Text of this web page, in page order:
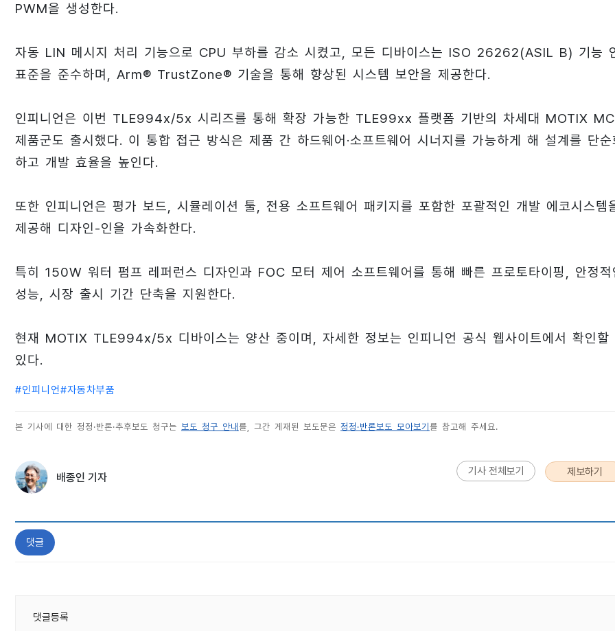
PWM을 생성한다.
자동 LIN 메시지 처리 기능으로 CPU 부하를 감소 시켰고, 모든 디바이스는 ISO 26262(ASIL B) 기능
표준을 준수하며, Arm® TrustZone® 기술을 통해 향상된 시스템 보안을 제공한다.
인피니언은 이번 TLE994x/5x 시리즈를 통해 확장 가능한 TLE99xx 플랫폼 기반의 차세대 MOTIX
제품군도 출시했다. 이 통합 접근 방식은 제품 간 하드웨어·소프트웨어 시너지를 가능하게 해 설계를 단순
하고 개발 효율을 높인다.
또한 인피니언은 평가 보드, 시뮬레이션 툴, 전용 소프트웨어 패키지를 포함한 포괄적인 개발 에코시스템
제공해 디자인-인을 가속화한다.
특히 150W 워터 펌프 레퍼런스 디자인과 FOC 모터 제어 소프트웨어를 통해 빠른 프로토타이핑, 안정적
성능, 시장 출시 기간 단축을 지원한다.
현재 MOTIX TLE994x/5x 디바이스는 양산 중이며, 자세한 정보는 인피니언 공식 웹사이트에서 확인할
있다.
#인피니언#자동차부품
본 기사에 대한 정정·반론·추후보도 청구는 보도 청구 안내 를, 그간 게재된 보도문은 정정·반론보도 모아보기 를 참고해 주세요.
배종인 기자 기사 전체보기 제보하기
댓글
댓글등록